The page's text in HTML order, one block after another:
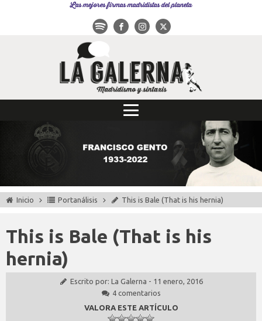
Las mejores firmas madridistas del planeta
Inicio Portanálisis This is Bale (That is his hernia)
This is Bale (That is his
hernia)
Escrito por: La Galerna - 11 enero, 2016
4 comentarios
VALORA ESTE ARTÍCULO